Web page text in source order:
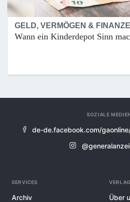
GELD, VERMÖGEN &
Wann ein Kinderdepot Sinn
SOZIALE
de-de.facebook.com/
SERVICES
Archiv
VERLAG
Über